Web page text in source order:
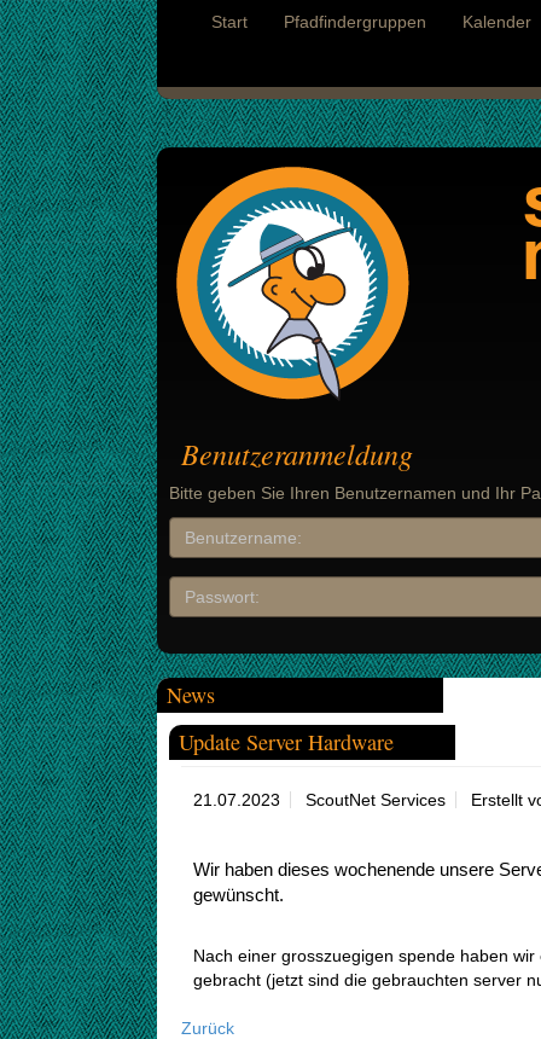
Start Pfadfindergruppen Kalender
Benutzeranmeldung
Bitte geben Sie Ihren Benutzernamen und Ihr
News
Update Server Hardware
21.07.2023 ScoutNet Services Erstellt
Wir haben dieses wochenende unsere
gewünscht.
Nach einer grosszuegigen spende haben
gebracht (jetzt sind die gebrauchten server
Zurück